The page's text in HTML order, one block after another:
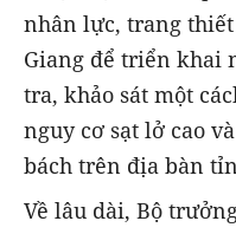
nhân lực, trang
Giang để triển khai
tra, khảo sát một
nguy cơ sạt lở cao
bách trên địa bàn
Về lâu dài, Bộ